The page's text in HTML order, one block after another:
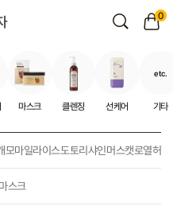
0
마스크 클렌징 선케어
etc.
기타
모마일라이스도토리샤인머스캣로열허니
스크